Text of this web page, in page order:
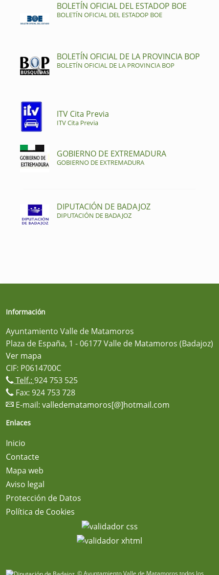
BOLETÍN OFICIAL DEL ESTADOP BOE
BOLETÍN OFICIAL DEL ESTADOP BOE
BOLETÍN OFICIAL DE LA PROVINCIA BOP
BOLETÍN OFICIAL DE LA PROVINCIA BOP
ITV Cita Previa
ITV Cita Previa
GOBIERNO DE EXTREMADURA
GOBIERNO DE EXTREMADURA
DIPUTACIÓN DE BADAJOZ
DIPUTACIÓN DE BADAJOZ
Información
Ayuntamiento Valle de Matamoros
Plaza de España, 1 - 06177 Valle de Matamoros (Badajoz)
Ver mapa
CIF: P0614700C
Telf.: 924 753 525
Fax: 924 753 728
E-mail: valledematamoros[@]hotmail.com
Enlaces
Inicio
Contacte
Mapa web
Aviso legal
Protección de Datos
Política de Cookies